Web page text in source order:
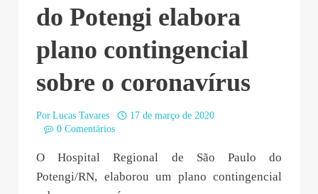
do Potengi elabora
plano contingencial
sobre o coronavírus
Por Lucas Tavares
17 de março de 2020
0 Comentários
O Hospital Regional de São Paulo do
Potengi/RN, elaborou um plano contingencial